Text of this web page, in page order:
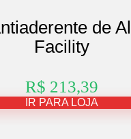
de
Facility
R$ 213,39
IR PARA LOJA